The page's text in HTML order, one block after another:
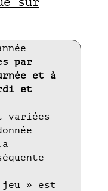
par
et à
et
variées
» est